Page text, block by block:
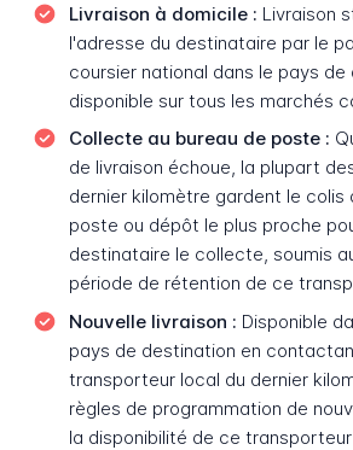
Livraison à domicile : Livraison
l'adresse du destinataire par le
coursier national dans le pays de
disponible sur tous les marchés
Collecte au bureau de poste :
de livraison échoue, la plupart
dernier kilomètre gardent le colis
poste ou dépôt le plus proche
destinataire le collecte, soumis
période de rétention de ce
Nouvelle livraison : Disponible
pays de destination en
transporteur local du dernier
règles de programmation de
la disponibilité de ce transporteur